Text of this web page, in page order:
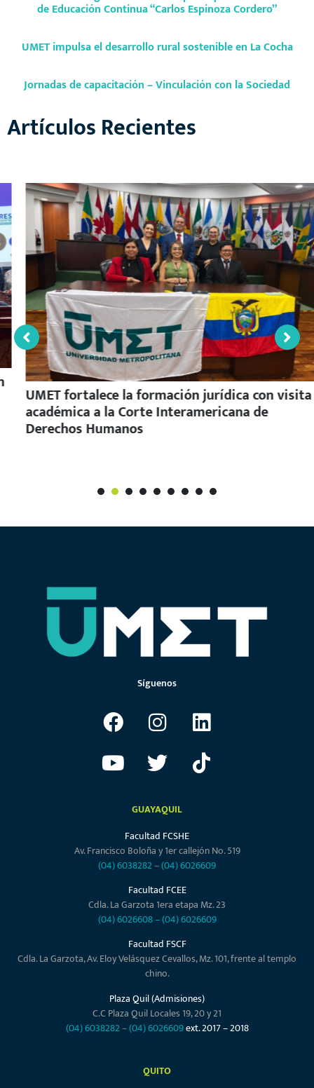
de Educación Continua “Carlos Espinoza Cordero”
UMET impulsa el desarrollo rural sostenible en La Cocha
Jornadas de capacitación – Vinculación con la Sociedad
Artículos Recientes
UMET fortalece la formación jurídica con visita
académica a la Corte Interamericana de
Derechos Humanos
1
Síguenos
GUAYAQUIL
Facultad FCSHE
Av. Francisco Boloña y 1er callejón No. 519
(04) 6038282–(04) 6026609
Facultad FCEE
Cdla. La Garzota 1era etapa Mz. 23
(04) 6026608–(04) 6026609
Facultad FSCF
Cdla. La Garzota, Av. Eloy Velásquez Cevallos, Mz. 101, frente al templo
chino.
Plaza Quil (Admisiones)
C.C Plaza Quil Locales 19, 20 y 21
(04) 6038282–(04) 6026609ext. 2017 – 2018
QUITO